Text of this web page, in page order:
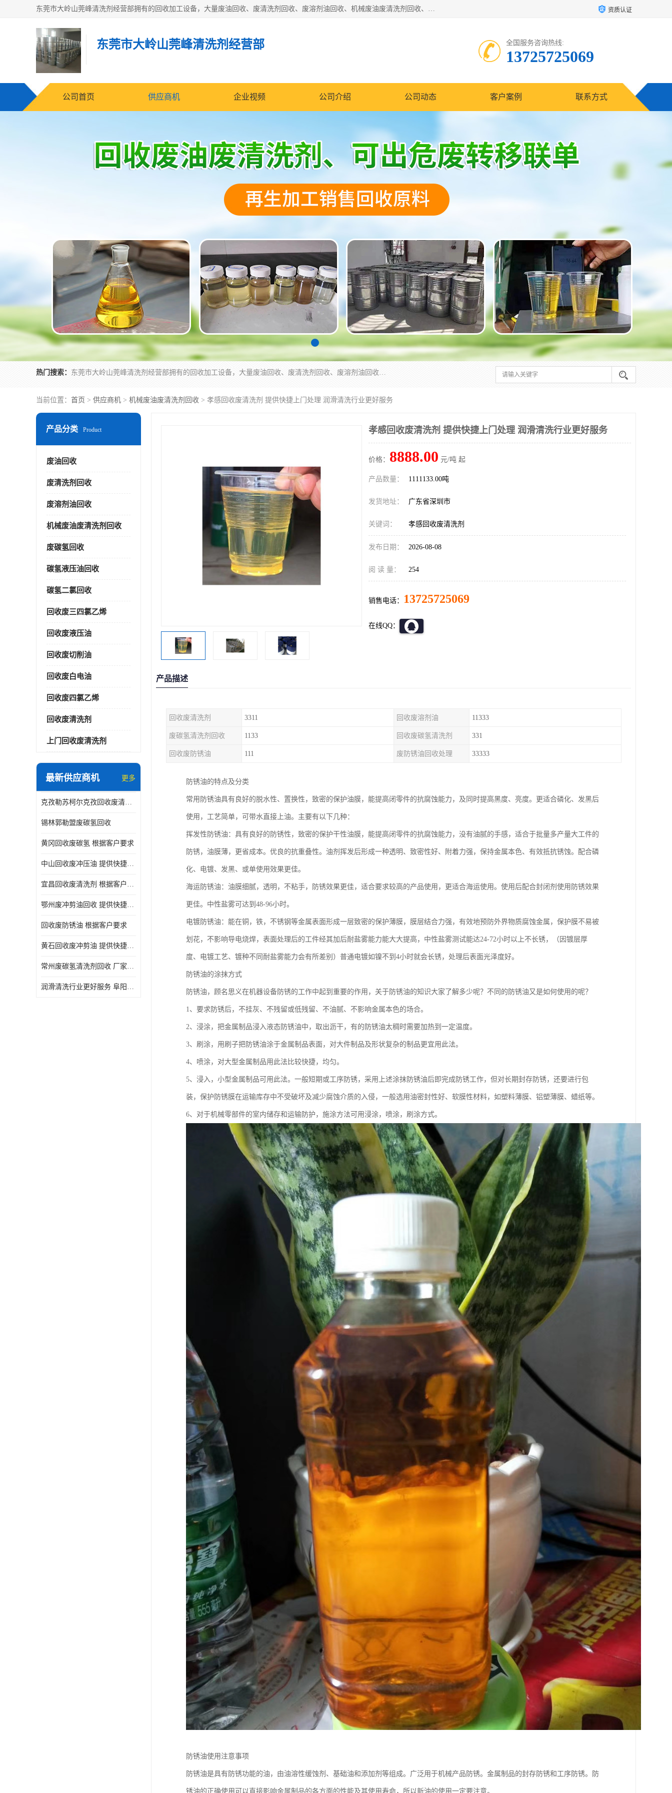
东莞市大岭山莞峰清洗剂经营部拥有的回收加工设备，大量废油回收、废清洗剂回收、废溶剂油回收、机械废油废清洗剂回收、废碳氢回收、碳氢液压油回收、碳氢二氯回收等废清洗剂处理；我们只是提供废旧化工原料的循环使用存放点，执行正规的存放，有正规的回收资质处理。同时我们公司批发零售回收级清洗剂，脱模油再生基础油，质量保证。 资质认证
东莞市大岭山莞峰清洗剂经营部 全国服务咨询热线:
13725725069
公司首页 供应商机 企业视频 公司介绍 公司动态 客户案例 联系方式
热门搜索： 东莞市大岭山莞峰清洗剂经营部拥有的回收加工设备，大量废油回收、废清洗剂回收、废溶剂油回收、机械废油废清洗剂回收、废碳氢回收、碳氢液压油回收、碳氢二氯回收等废清洗剂处理；我们只是提供废旧化工原料的循环使用存放点，执行正规的存放，有正规的回收资质处理。同时我们公司批发零售回收级清洗剂，脱模油再生基础油，质量保证。
当前位置： 首页 > 供应商机 > 机械废油废清洗剂回收 > 孝感回收废清洗剂 提供快捷上门处理 润滑清洗行业更好服务
产品分类 Product
废油回收
废清洗剂回收
废溶剂油回收
机械废油废清洗剂回收
废碳氢回收
碳氢液压油回收
碳氢二氯回收
回收废三四氯乙烯
回收废液压油
回收废切削油
回收废白电油
回收废四氯乙烯
回收废清洗剂
上门回收废清洗剂
最新供应商机 更多
克孜勒苏柯尔克孜回收废清洗剂
锡林郭勒盟废碳氢回收
黄冈回收废碳氢 根据客户要求
中山回收废冲压油 提供快捷上门处理
宜昌回收废清洗剂 根据客户要求
鄂州废冲剪油回收 提供快捷上门处理
回收废防锈油 根据客户要求
黄石回收废冲剪油 提供快捷上门处理
常州废碳氢清洗剂回收 厂家价格
润滑清洗行业更好服务 阜阳回收废防锈油
孝感回收废清洗剂 提供快捷上门处理 润滑清洗行业更好服务
价格： 8888.00 元/吨 起
产品数量： 1111133.00吨
发货地址： 广东省深圳市
关键词： 孝感回收废清洗剂
发布日期： 2026-08-08
阅 读 量： 254
销售电话： 13725725069
在线QQ：
产品描述
回收废清洗剂 3311 回收废溶剂油 11333
废碳氢清洗剂回收 1133 回收废碳氢清洗剂 331
回收废防锈油 111 废防锈油回收处理 33333
防锈油的特点及分类
常用防锈油具有良好的脱水性、置换性，致密的保护油膜，能提高闭零件的抗腐蚀能力，及同时提高黑度、亮度。更适合磷化、发黑后
使用，工艺简单，可带水直接上油。主要有以下几种：
挥发性防锈油：具有良好的防锈性，致密的保护干性油膜，能提高闭零件的抗腐蚀能力，没有油腻的手感，适合于批量多产量大工件的
防锈，油膜薄，更省成本。优良的抗重叠性。油剂挥发后形成一种透明、致密性好、附着力强，保持金属本色、有效抵抗锈蚀。配合磷
化、电镀、发黑、或单使用效果更佳。
海运防锈油：油膜细腻，透明，不粘手，防锈效果更佳，适合要求较高的产品使用，更适合海运使用。使用后配合封闭剂使用防锈效果
更佳。中性盐雾可达到48-96小时。
电镀防锈油：能在铜，铁，不锈钢等金属表面形成一层致密的保护薄膜，膜层结合力强，有效地预防外界物质腐蚀金属，保护膜不易被
划花，不影响导电烧焊，表面处理后的工件经其加后耐盐雾能力能大大提高，中性盐雾测试能达24-72小时以上不长锈，（因镀层厚
度、电镀工艺、镀种不同耐盐雾能力会有所差别）普通电镀如镍不到4小时就会长锈，处理后表面光泽度好。
防锈油的涂抹方式
防锈油，顾名思义在机器设备防锈的工作中起到重要的作用，关于防锈油的知识大家了解多少呢？不同的防锈油又是如何使用的呢？
1、要求防锈后，不挂灰、不残留或低残留、不油腻、不影响金属本色的场合。
2、浸涂，把金属制品浸入液态防锈油中，取出沥干，有的防锈油太稠时需要加热到一定温度。
3、刷涂，用刷子把防锈油涂于金属制品表面，对大件制品及形状复杂的制品更宜用此法。
4、喷涂，对大型金属制品用此法比较快捷，均匀。
5、浸入，小型金属制品可用此法。一般短期或工序防锈，采用上述涂抹防锈油后即完成防锈工作，但对长期封存防锈，还要进行包
装，保护防锈膜在运输库存中不受破坏及减少腐蚀介质的入侵，一般选用油密封性好、软膜性材料，如塑料薄膜、铝塑薄膜、蜡纸等。
6、对于机械零部件的室内储存和运输防护，施涂方法可用浸涂，喷涂，刷涂方式。
防锈油使用注意事项
防锈油是具有防锈功能的油，由油溶性缓蚀剂、基础油和添加剂等组成。广泛用于机械产品防锈。金属制品的封存防锈和工序防锈。防
锈油的正确使用可以直接影响金属制品的各方面的性能及其使用寿命，所以新油的使用一定要注意。